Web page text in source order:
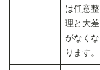
は任意整
理と大差
がなくな
ります。